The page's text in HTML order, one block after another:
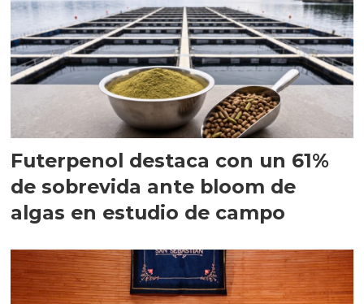
Futerpenol destaca con un 61%
de sobrevida ante bloom de
algas en estudio de campo